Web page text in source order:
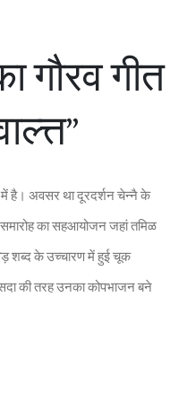
गौरव गीत
में है। अवसर था दूरदर्शन चेन्‍नै के
समारोह का सहआयोजन जहां तमिळ
शब्‍द के उच्‍चारण में हुई चूक
की तरह उनका कोपभाजन बने